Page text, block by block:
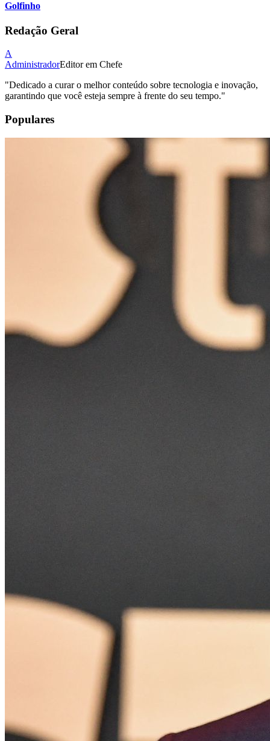
Golfinho
Redação Geral
A
AdministradorEditor em Chefe
"Dedicado a curar o melhor conteúdo sobre tecnologia e inovação,
garantindo que você esteja sempre à frente do seu tempo."
Populares